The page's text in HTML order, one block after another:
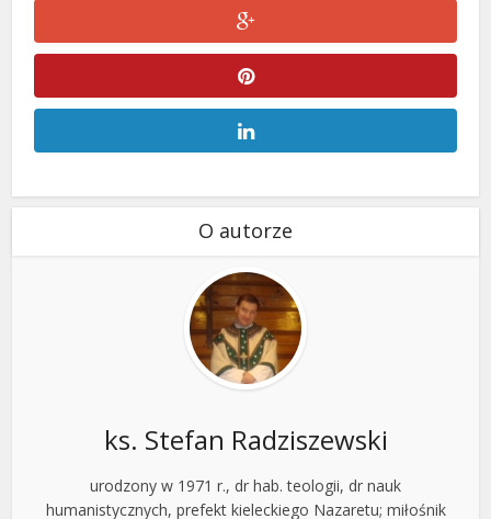
O autorze
ks. Stefan Radziszewski
urodzony w 1971 r., dr hab. teologii, dr nauk
humanistycznych, prefekt kieleckiego Nazaretu; miłośnik